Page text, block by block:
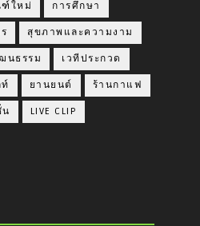
ใหม่ การศึกษา
สุขภาพและความงาม
นธรรม เวทีประกวด
ยานยนต์ ร้านกาแฟ
LIVE CLIP